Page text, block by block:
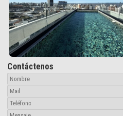
Contáctenos